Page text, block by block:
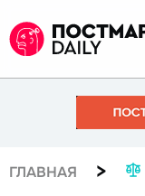
ГЛАВНАЯ >